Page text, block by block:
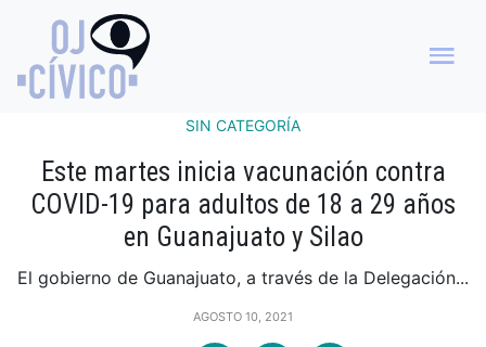
SIN CATEGORÍA
Este martes inicia vacunación contra
COVID-19 para adultos de 18 a 29 años
en Guanajuato y Silao
El gobierno de Guanajuato, a través de la Delegación...
AGOSTO 10, 2021